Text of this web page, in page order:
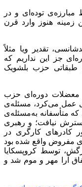
مبارزه‌ی توده‌ای و در
زمینه هنوز وارد قرن
تقدیر ویا مثلاً
جز این نداریم که
طبقاتی حزب بلشویک
معضلات دوره‌ای حزب
عمل می‌کرد، مسئله‌ی
متأسفانه به‌‌مسئله‌ی
نیافت؛ و رهبری
کارگری در
مفروض واقع شده بود
توسط کروپسکایا
آرا مهر و موم شد و